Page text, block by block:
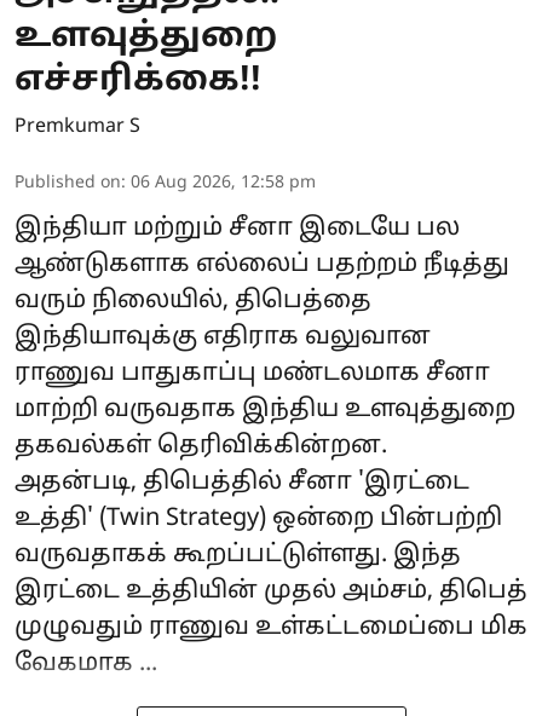
உளவுத்துறை
எச்சரிக்கை!!
Premkumar S
Published on: 06 Aug 2026, 12:58 pm
இந்தியா மற்றும் சீனா இடையே பல
ஆண்டுகளாக எல்லைப் பதற்றம் நீடித்து
வரும் நிலையில், திபெத்தை
இந்தியாவுக்கு எதிராக வலுவான
ராணுவ பாதுகாப்பு மண்டலமாக சீனா
மாற்றி வருவதாக இந்திய உளவுத்துறை
தகவல்கள் தெரிவிக்கின்றன.
அதன்படி, திபெத்தில் சீனா 'இரட்டை
உத்தி' (Twin Strategy) ஒன்றை பின்பற்றி
வருவதாகக் கூறப்பட்டுள்ளது. இந்த
இரட்டை உத்தியின் முதல் அம்சம், திபெத்
முழுவதும் ராணுவ உள்கட்டமைப்பை மிக
வேகமாக ...